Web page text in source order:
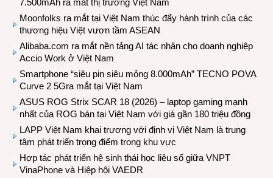
7.500mAh ra mắt thị trường Việt Nam
Moonfolks ra mắt tại Việt Nam thúc đẩy hành trình của các
thương hiệu Việt vươn tầm ASEAN
Alibaba.com ra mắt nền tảng AI tác nhân cho doanh nghiệp
Accio Work ở Việt Nam
Smartphone “siêu pin siêu mỏng 8.000mAh” TECNO POVA
Curve 2 5Gra mắt tại Việt Nam
ASUS ROG Strix SCAR 18 (2026) – laptop gaming mạnh
nhất của ROG bán tại Việt Nam với giá gần 180 triệu đồng
LAPP Việt Nam khai trương với định vị Việt Nam là trung
tâm phát triển trọng điểm trong khu vực
Hợp tác phát triển hệ sinh thái học liệu số giữa VNPT
VinaPhone và Hiệp hội VAEDR